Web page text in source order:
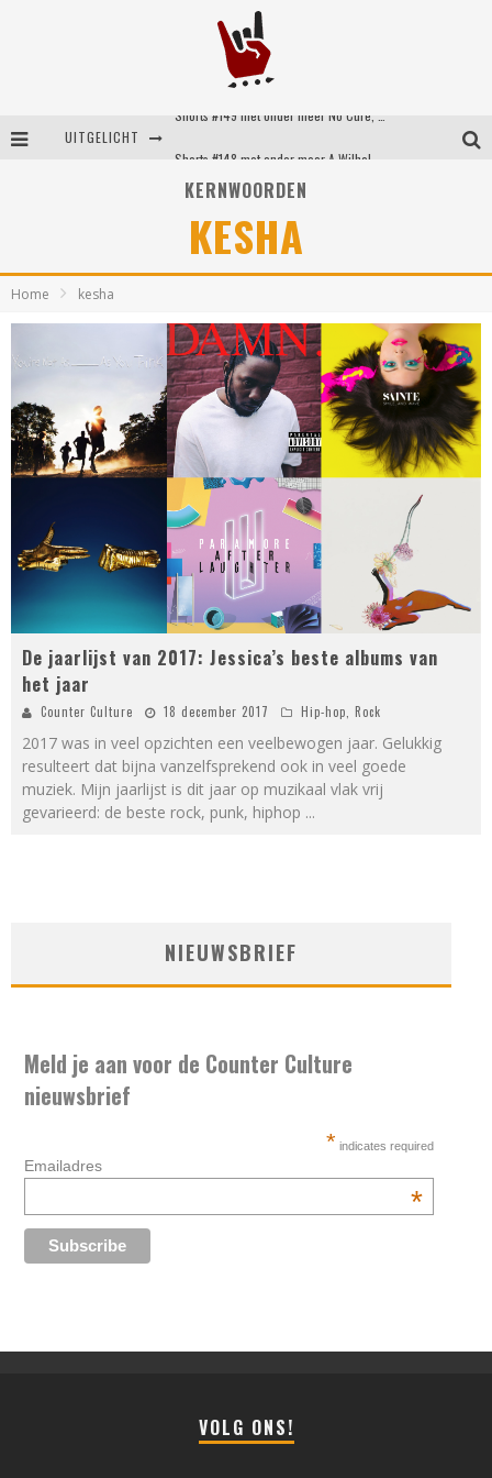
UITGELICHT
KERNWOORDEN
KESHA
Home kesha
De jaarlijst van 2017: Jessica’s beste albums van
het jaar
Counter Culture 18 december 2017 Hip-hop Rock
2017 was in veel opzichten een veelbewogen jaar. Gelukkig
resulteert dat bijna vanzelfsprekend ook in veel goede
muziek. Mijn jaarlijst is dit jaar op muzikaal vlak vrij
gevarieerd: de beste rock, punk, hiphop ...
NIEUWSBRIEF
Meld je aan voor de Counter Culture
nieuwsbrief
* indicates required
Emailadres
*
VOLG ONS!